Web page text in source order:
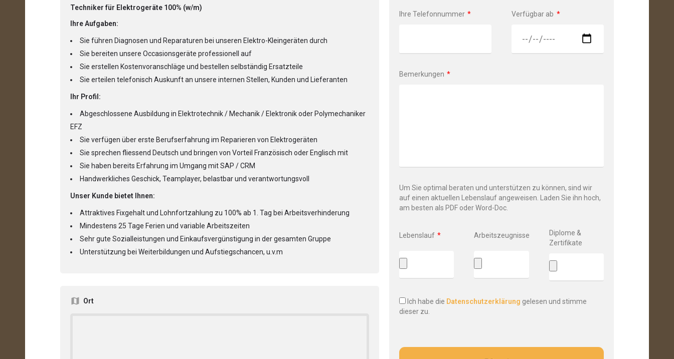
Techniker für Elektrogeräte 100% (w/m)
Ihre Aufgaben:
Sie führen Diagnosen und Reparaturen bei unseren Elektro-Kleingeräten durch
Sie bereiten unsere Occasionsgeräte professionell auf
Sie erstellen Kostenvoranschläge und bestellen selbständig Ersatzteile
Sie erteilen telefonisch Auskunft an unsere internen Stellen, Kunden und Lieferanten
Ihr Profil:
Abgeschlossene Ausbildung in Elektrotechnik / Mechanik / Elektronik oder Polymechaniker
EFZ
Sie verfügen über erste Berufserfahrung im Reparieren von Elektrogeräten
Sie sprechen fliessend Deutsch und bringen von Vorteil Französisch oder Englisch mit
Sie haben bereits Erfahrung im Umgang mit SAP / CRM
Handwerkliches Geschick, Teamplayer, belastbar und verantwortungsvoll
Unser Kunde bietet Ihnen:
Attraktives Fixgehalt und Lohnfortzahlung zu 100% ab 1. Tag bei Arbeitsverhinderung
Mindestens 25 Tage Ferien und variable Arbeitszeiten
Sehr gute Sozialleistungen und Einkaufsvergünstigung in der gesamten Gruppe
Unterstützung bei Weiterbildungen und Aufstiegschancen, u.v.m
Ort
Ihre Telefonnummer Verfügbar ab
Bemerkungen
Um Sie optimal beraten und unterstützen zu können, sind wir
auf einen aktuellen Lebenslauf angeweisen. Laden Sie ihn hoch,
am besten als PDF oder Word-Doc.
Lebenslauf Arbeitszeugnisse
Diplome &
Zertifikate
Ich habe die Datenschutzerklärung gelesen und stimme
dieser zu.